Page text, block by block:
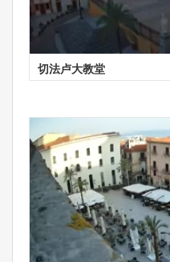
切法卢大教堂